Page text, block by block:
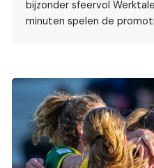
bijzonder sfeervol
minuten spelen de